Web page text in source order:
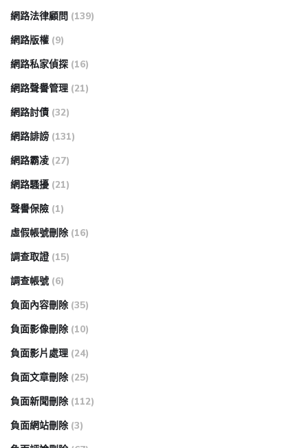
網路法律顧問 (139)
網路版權 (9)
網路私家偵探 (16)
網路聲譽管理 (21)
網路討債 (32)
網路誹謗 (131)
網路霸凌 (27)
網路騷擾 (21)
聲譽保險 (1)
虛假帳號刪除 (16)
調查取證 (15)
調查帳號 (6)
負面內容刪除 (35)
負面影像刪除 (10)
負面影片處理 (24)
負面文章刪除 (25)
負面新聞刪除 (112)
負面網站刪除 (3)